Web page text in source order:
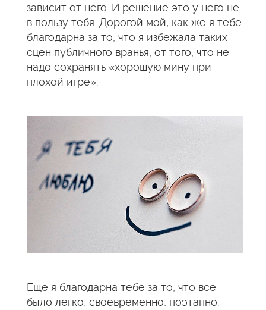
зависит от него. И решение это у него не
в пользу тебя. Дорогой мой, как же я тебе
благодарна за то, что я избежала таких
сцен публичного вранья, от того, что не
надо сохранять «хорошую мину при
плохой игре».
Еще я благодарна тебе за то, что все
было легко, своевременно, поэтапно.